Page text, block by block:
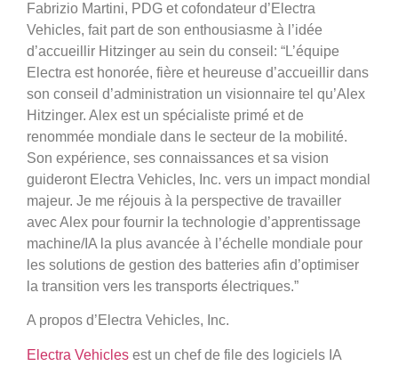
Fabrizio Martini, PDG et cofondateur d’Electra
Vehicles, fait part de son enthousiasme à l’idée
d’accueillir Hitzinger au sein du conseil: “L’équipe
Electra est honorée, fière et heureuse d’accueillir dans
son conseil d’administration un visionnaire tel qu’Alex
Hitzinger. Alex est un spécialiste primé et de
renommée mondiale dans le secteur de la mobilité.
Son expérience, ses connaissances et sa vision
guideront Electra Vehicles, Inc. vers un impact mondial
majeur. Je me réjouis à la perspective de travailler
avec Alex pour fournir la technologie d’apprentissage
machine/IA la plus avancée à l’échelle mondiale pour
les solutions de gestion des batteries afin d’optimiser
la transition vers les transports électriques.”
A propos d’Electra Vehicles, Inc.
Electra Vehicles est un chef de file des logiciels IA